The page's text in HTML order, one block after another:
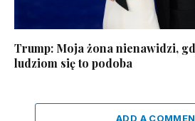
Trump: Moja żona nienawidzi,
ludziom się to podoba
ADD A